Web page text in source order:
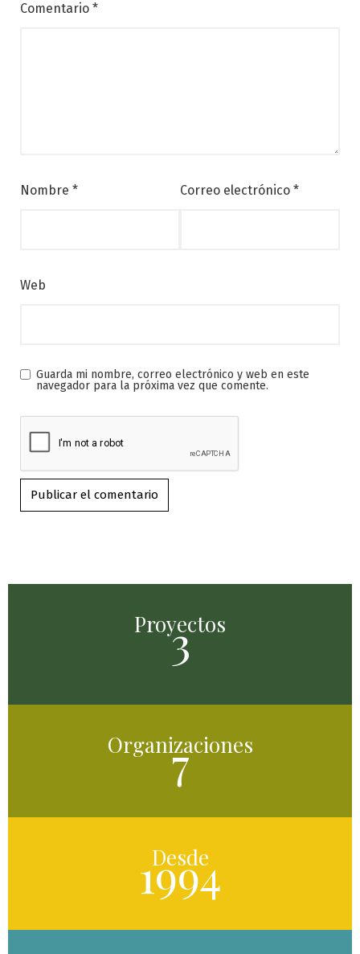
Comentario *
Nombre * Correo electrónico *
Web
Guarda mi nombre, correo electrónico y web en este
navegador para la próxima vez que comente.
Proyectos
3
Organizaciones
7
Desde
1994